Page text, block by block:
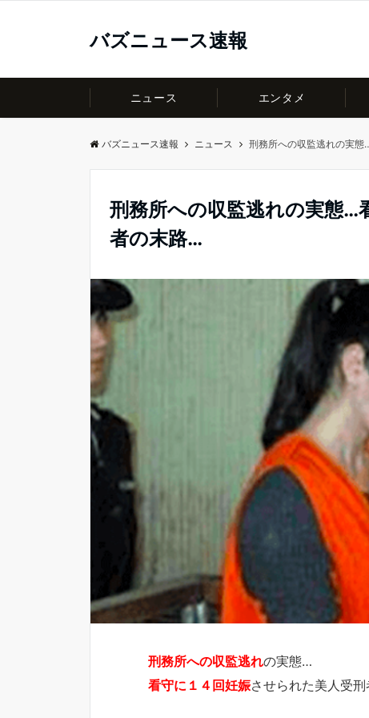
バズニュース速報
ニュース エンタメ
バズニュース速報 ニュース 刑務所への収監逃れの実
刑務所への収監逃れの実態…
者の末路…
刑務所への収監逃れの実態…
看守に１４回妊娠させられた美人受